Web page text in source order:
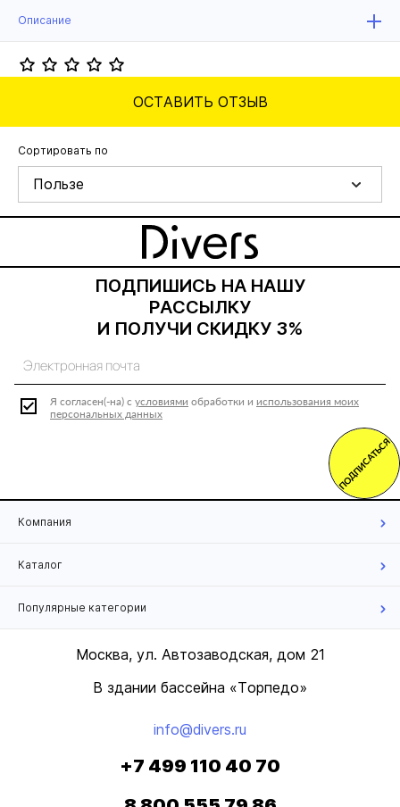
Описание
ОСТАВИТЬ ОТЗЫВ
Сортировать по
Пользе
ПОДПИШИСЬ НА НАШУ
РАССЫЛКУ
И ПОЛУЧИ СКИДКУ 3%
Я согласен(-на) с условиями обработки и использования моих
персональных данных
ПОДПИСАТЬСЯ
Компания
Каталог
Популярные категории
Москва, ул. Автозаводская, дом 21
В здании бассейна «Торпедо»
info@divers.ru
+7 499 110 40 70